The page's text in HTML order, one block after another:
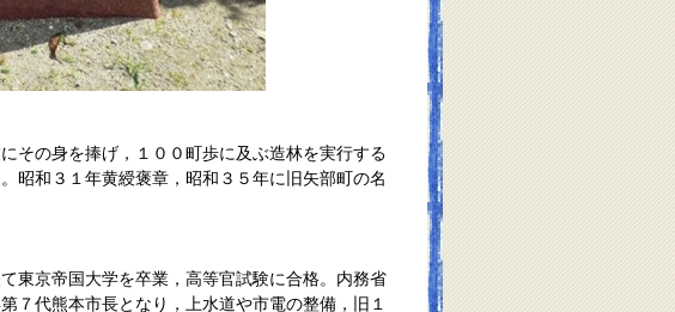
その身を捧げ，１００町歩に及ぶ造林を実行する
昭和３１年黄綬褒章，昭和３５年に旧矢部町の名
東京帝国大学を卒業，高等官試験に合格。内務省
７代熊本市長となり，上水道や市電の整備，旧１